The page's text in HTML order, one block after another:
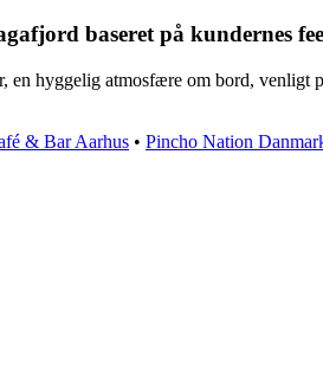
baseret på kundernes
en hyggelig atmosfære om bord,
& Bar Aarhus • Pincho Nation